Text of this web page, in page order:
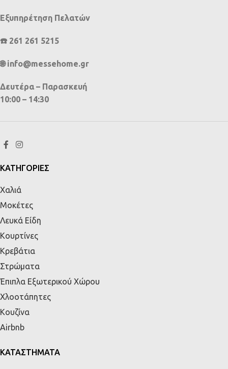
Εξυπηρέτηση Πελατών
☎️ 261 261 5215
🌐 info@messehome.gr
Δευτέρα – Παρασκευή
10:00 – 14:30
ΚΑΤΗΓΟΡΙΕΣ
Χαλιά
Μοκέτες
Λευκά Είδη
Κουρτίνες
Κρεβάτια
Στρώματα
Έπιπλα Εξωτερικού Χώρου
Χλοοτάπητες
Κουζίνα
Airbnb
ΚΑΤΑΣΤΗΜΑΤΑ